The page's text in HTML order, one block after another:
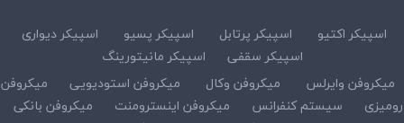
اسپیکر اکتیو اسپیکر پرتابل اسپیکر پسیو
اسپیکر دیواری
اسپیکر سقفی
اسپیکر مانیتورینگ
میکروفن وایرلس
میکروفن وکال میکروفن استودیویی
میکروفن
رومیزی
سیستم کنفرانس میکروفن اینسترومنت
میکروفن بانکی